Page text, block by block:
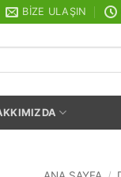
BIZE ULAŞIN